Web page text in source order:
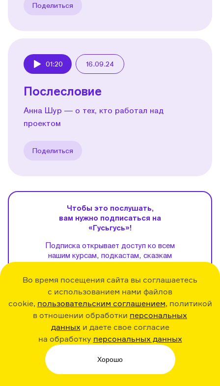
Во время посещения сайта вы соглашаетесь
с использованием нами файлов
cookie, пользовательским соглашением, политикой
в отношении обработки персональных
данных и даете свое согласие
на обработку персональных данных
Хорошо
Поделиться
01:20 16.09.24
Послесловие
Анна Шур — о тех, кто работал над
проектом
Поделиться
Чтобы это послушать,
вам нужно подписаться на
«Гусьгусь»!
Подписка открывает доступ ко всем
нашим курсам, подкастам, сказкам
и стихам, а еще — помогает нам
новые интересные проекты.
Стоимость подписки — 299 ₽ в месяц
или 1999 ₽ в год.
Если у вас уже есть подписка,